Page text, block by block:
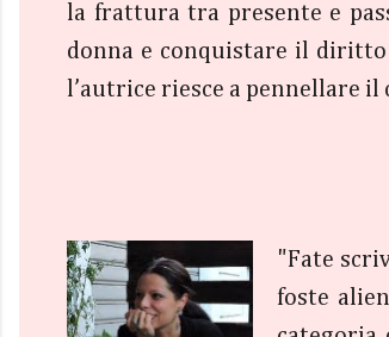
la frattura tra presente e
donna e conquistare il
l’autrice riesce a pennellare
"Fate
foste